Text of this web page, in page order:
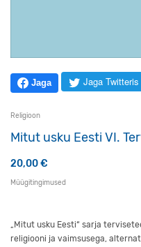
Jaga Jaga Twitteris
Religioon
Mitut usku Eesti VI.
20,00€
Müügitingimused
„Mitut usku Eesti“ sarja
religiooni ja vaimsusega,